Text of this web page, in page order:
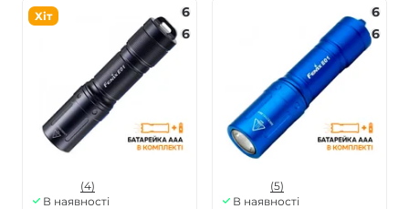
Хіт
6
6
(4)
В наявності
6
6
(5)
В наявності